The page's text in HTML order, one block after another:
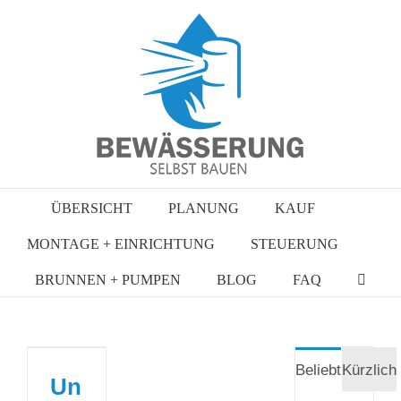
ÜBERSICHT PLANUNG KAUF
MONTAGE + EINRICHTUNG STEUERUNG
BRUNNEN + PUMPEN BLOG FAQ
Un
BeliebtKürzlich